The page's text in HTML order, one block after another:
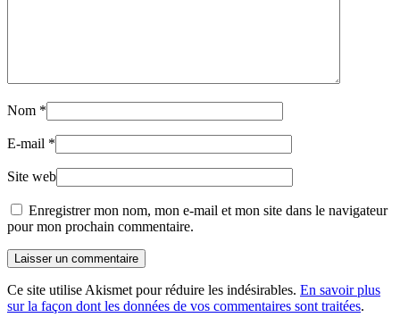
Nom *
E-mail *
Site web
Enregistrer mon nom, mon e-mail et mon site dans le navigateur
pour mon prochain commentaire.
Laisser un commentaire
Ce site utilise Akismet pour réduire les indésirables. En savoir plus
sur la façon dont les données de vos commentaires sont traitées.